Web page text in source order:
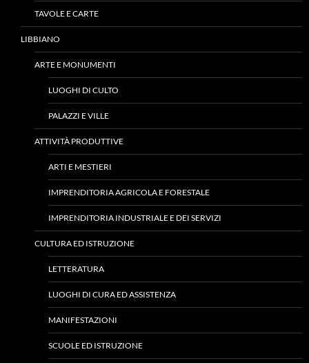
TAVOLE E CARTE
LIBBIANO
ARTE E MONUMENTI
LUOGHI DI CULTO
PALAZZI E VILLE
ATTIVITÀ PRODUTTIVE
ARTI E MESTIERI
IMPRENDITORIA AGRICOLA E FORESTALE
IMPRENDITORIA INDUSTRIALE E DEI SERVIZI
CULTURA ED ISTRUZIONE
LETTERATURA
LUOGHI DI CURA ED ASSISTENZA
MANIFESTAZIONI
SCUOLE ED ISTRUZIONE